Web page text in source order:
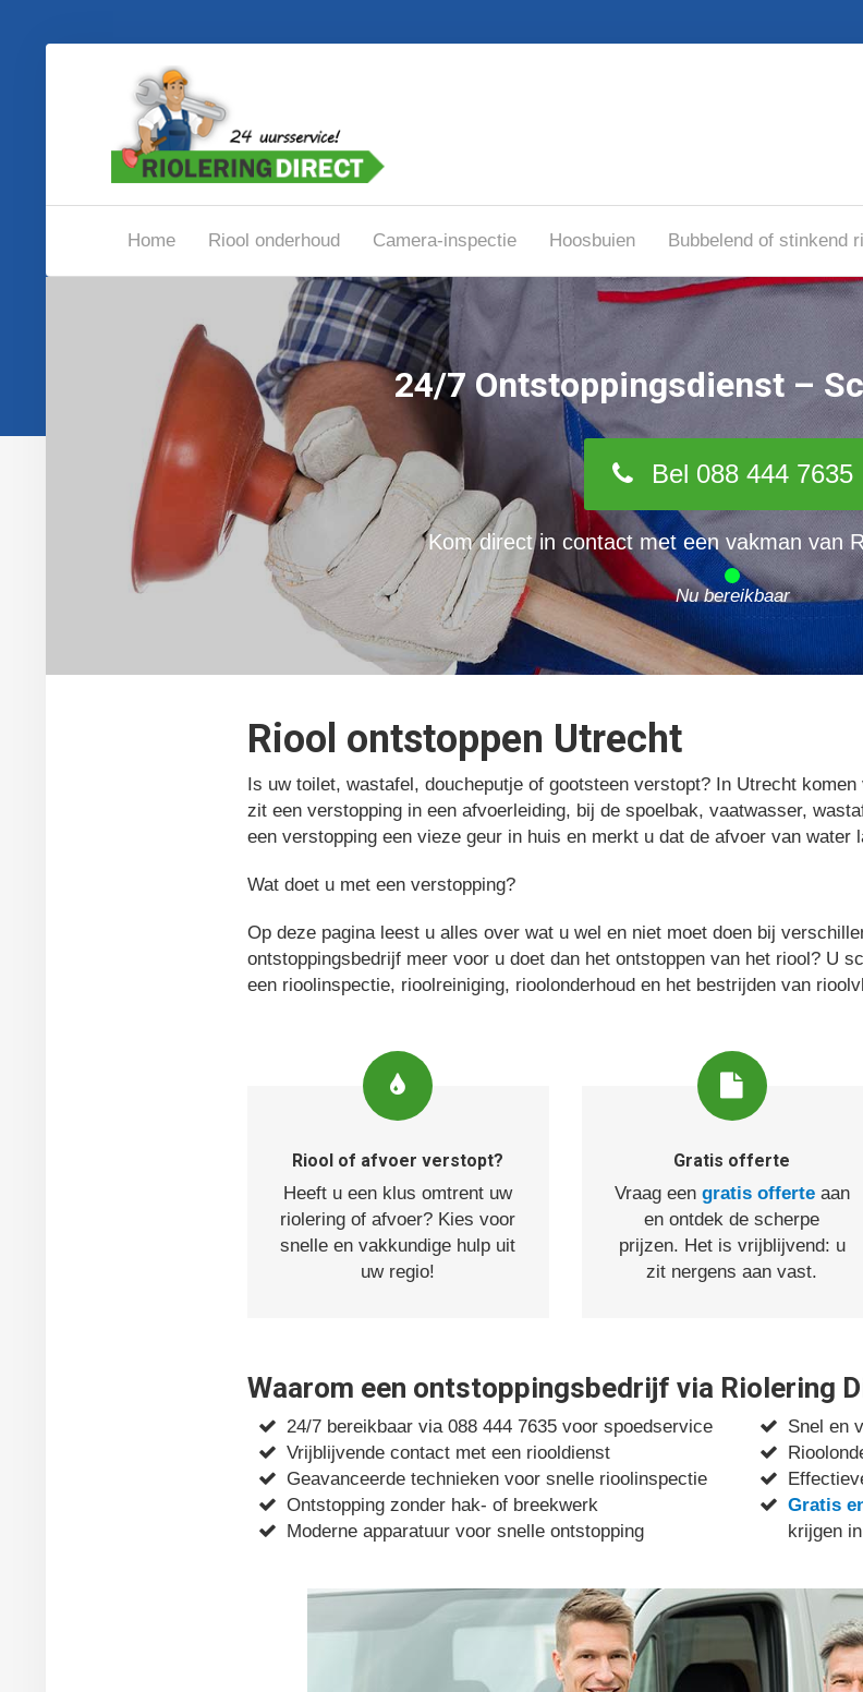
Home Riool onderhoud Camera-inspectie Hoosbuien Bubbelend of stinkend
24/7 Ontstoppingsdienst –
Bel 088 444 7635
Kom direct in contact met een vakman van
Nu bereikbaar
Riool ontstoppen Utrecht
Is uw toilet, wastafel, doucheputje of gootsteen verstopt? In Utrecht
zit een verstopping in een afvoerleiding, bij de spoelbak, vaatwasser,
een verstopping een vieze geur in huis en merkt u dat de afvoer van water
Wat doet u met een verstopping?
Op deze pagina leest u alles over wat u wel en niet moet doen bij
ontstoppingsbedrijf meer voor u doet dan het ontstoppen van het riool? U
een rioolinspectie, rioolreiniging, rioolonderhoud en het bestrijden van
Riool of afvoer verstopt?
Heeft u een klus omtrent uw
riolering of afvoer? Kies voor
snelle en vakkundige hulp uit
uw regio!
Gratis offerte
Vraag een gratis offerteaan
en ontdek de scherpe
prijzen. Het is vrijblijvend: u
zit nergens aan vast.
Waarom een ontstoppingsbedrijf via Riolering
24/7 bereikbaar via 088 444 7635 voor spoedservice
Vrijblijvende contact met een riooldienst
Geavanceerde technieken voor snelle rioolinspectie
Ontstopping zonder hak- of breekwerk
Moderne apparatuur voor snelle ontstopping
Snel en
Gratis
krijgen